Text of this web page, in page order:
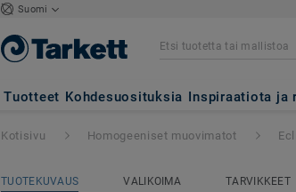
Suomi
Tuotteet Kohdesuosituksia Inspiraatiota ja
Eclipse Premium -
Kotisivu Homogeeniset muovimatot
TUOTEKUVAUS VALIKOIMA TARVIKKEET